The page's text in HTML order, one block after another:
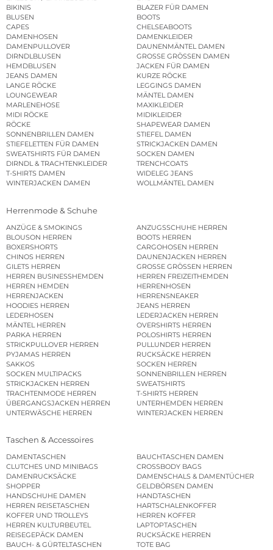
BIKINIS
BLAZER FÜR DAMEN
BLUSEN
BOOTS
CAPES
CHELSEABOOTS
DAMENHOSEN
DAMENKLEIDER
DAMENPULLOVER
DAUNENMÄNTEL DAMEN
DIRNDLBLUSEN
GROSSE GRÖSSEN DAMEN
HEMDBLUSEN
JACKEN FÜR DAMEN
JEANS DAMEN
KURZE RÖCKE
LANGE RÖCKE
LEGGINGS DAMEN
LOUNGEWEAR
MÄNTEL DAMEN
MARLENEHOSE
MAXIKLEIDER
MIDI RÖCKE
MIDIKLEIDER
RÖCKE
SHAPEWEAR DAMEN
SONNENBRILLEN DAMEN
STIEFEL DAMEN
STIEFELETTEN FÜR DAMEN
STRICKJACKEN DAMEN
SWEATSHIRTS FÜR DAMEN
SOCKEN DAMEN
DIRNDL & TRACHTENKLEIDER
TRENCHCOATS
T-SHIRTS DAMEN
WIDELEG JEANS
WINTERJACKEN DAMEN
WOLLMÄNTEL DAMEN
Herrenmode & Schuhe
ANZÜGE & SMOKINGS
ANZUGSSCHUHE HERREN
BLOUSON HERREN
BOOTS HERREN
BOXERSHORTS
CARGOHOSEN HERREN
CHINOS HERREN
DAUNENJACKEN HERREN
GILETS HERREN
GROSSE GRÖSSEN HERREN
HERREN BUSINESSHEMDEN
HERREN FREIZEITHEMDEN
HERREN HEMDEN
HERRENHOSEN
HERRENJACKEN
HERRENSNEAKER
HOODIES HERREN
JEANS HERREN
LEDERHOSEN
LEDERJACKEN HERREN
MÄNTEL HERREN
OVERSHIRTS HERREN
PARKA HERREN
POLOSHIRTS HERREN
STRICKPULLOVER HERREN
PULLUNDER HERREN
PYJAMAS HERREN
RUCKSÄCKE HERREN
SAKKOS
SOCKEN HERREN
SOCKEN MULTIPACKS
SONNENBRILLEN HERREN
STRICKJACKEN HERREN
SWEATSHIRTS
TRACHTENMODE HERREN
T-SHIRTS HERREN
ÜBERGANGSJACKEN HERREN
UNTERHEMDEN HERREN
UNTERWÄSCHE HERREN
WINTERJACKEN HERREN
Taschen & Accessoires
DAMENTASCHEN
BAUCHTASCHEN DAMEN
CLUTCHES UND MINIBAGS
CROSSBODY BAGS
DAMENRUCKSÄCKE
DAMENSCHALS & DAMENTÜCHER
SHOPPER
GELDBÖRSEN DAMEN
HANDSCHUHE DAMEN
HANDTASCHEN
HERREN REISETASCHEN
HARTSCHALENKOFFER
KOFFER UND TROLLEYS
HERREN KOFFER
HERREN KULTURBEUTEL
LAPTOPTASCHEN
REISEGEPÄCK DAMEN
RUCKSÄCKE HERREN
BAUCH- & GÜRTELTASCHEN
TOTE BAG